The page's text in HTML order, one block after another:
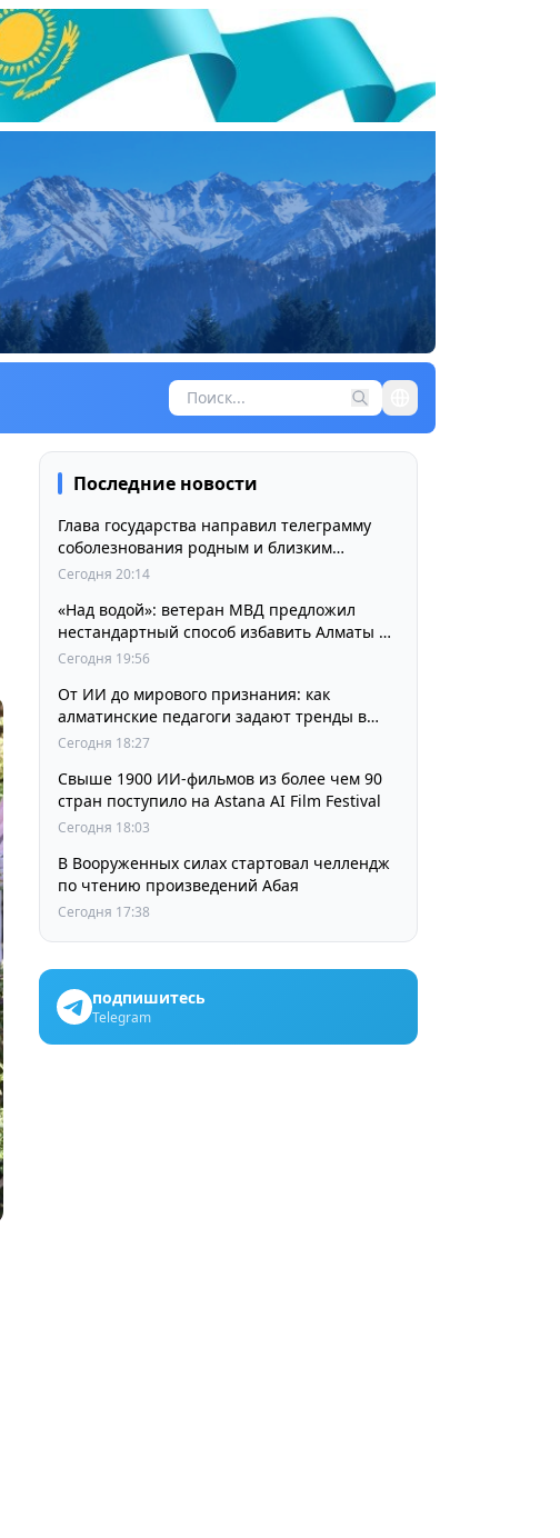
Последние новости
Глава государства направил телеграмму
соболезнования родным и близким
выдающегося кинорежиссера Ардака
Сегодня 20:14
«Над водой»: ветеран МВД предложил
нестандартный способ избавить Алматы от
пробок и смога
Сегодня 19:56
От ИИ до мирового признания: как
алматинские педагоги задают тренды в
изучении языков
Сегодня 18:27
Свыше 1900 ИИ-фильмов из более чем 90
стран поступило на Astana AI Film Festival
Сегодня 18:03
В Вооруженных силах стартовал челлендж
по чтению произведений Абая
Сегодня 17:38
подпишитесь
Telegram